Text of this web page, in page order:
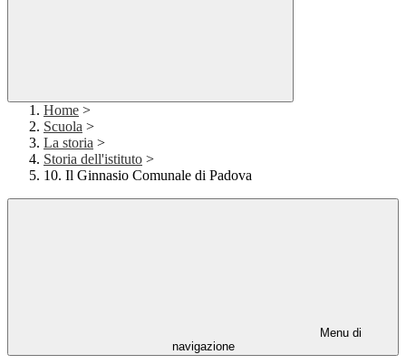
Home >
Scuola >
La storia >
Storia dell'istituto >
10. Il Ginnasio Comunale di Padova
Menu di
navigazione